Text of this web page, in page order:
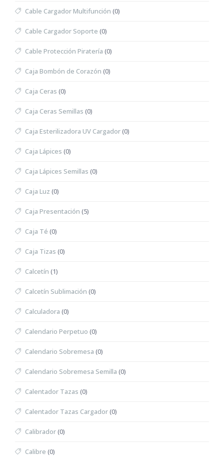
Cable Cargador Multifunción (0)
Cable Cargador Soporte (0)
Cable Protección Piratería (0)
Caja Bombón de Corazón (0)
Caja Ceras (0)
Caja Ceras Semillas (0)
Caja Esterilizadora UV Cargador(0)
Caja Lápices (0)
Caja Lápices Semillas (0)
Caja Luz (0)
Caja Presentación (5)
Caja Té (0)
Caja Tizas (0)
Calcetín (1)
Calcetín Sublimación (0)
Calculadora (0)
Calendario Perpetuo (0)
Calendario Sobremesa (0)
Calendario Sobremesa Semilla (0)
Calentador Tazas (0)
Calentador Tazas Cargador(0)
Calibrador(0)
Calibre (0)